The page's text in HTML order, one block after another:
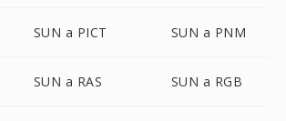
SUN a PICT SUN a PNM
SUN a RAS SUN a RGB